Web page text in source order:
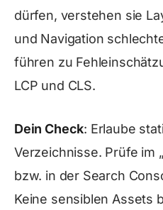
dürfen, verstehen sie
und Navigation
führen zu
LCP und CLS.
Dein Check: Erlaube
Verzeichnisse. Prüfe im
bzw. in der Search
Keine sensiblen Assets